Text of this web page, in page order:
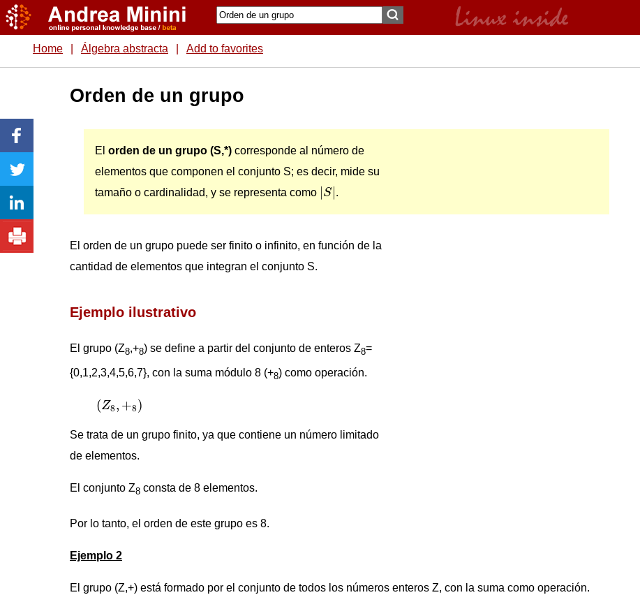
Home Álgebra abstracta Add to favorites
Orden de un grupo
El orden de un grupo (S,*) corresponde al número de
elementos que componen el conjunto S; es decir, mide su
tamaño o cardinalidad, y se representa como S|
| S|.
El orden de un grupo puede ser finito o infinito, en función de la
cantidad de elementos que integran el conjunto S.
Ejemplo ilustrativo
El grupo (Z8,+8) se define a partir del conjunto de enteros Z8=
{0,1,2,3,4,5,6,7}, con la suma módulo 8 (+8) como operación.
(Z8, +8)
( Z8 + )
Se trata de un grupo finito, ya que contiene un número limitado
de elementos.
El conjunto Z8 consta de 8 elementos.
Por lo tanto, el orden de este grupo es 8.
Ejemplo 2
El grupo (Z,+) está formado por el conjunto de todos los números enteros Z, con la suma como operación.